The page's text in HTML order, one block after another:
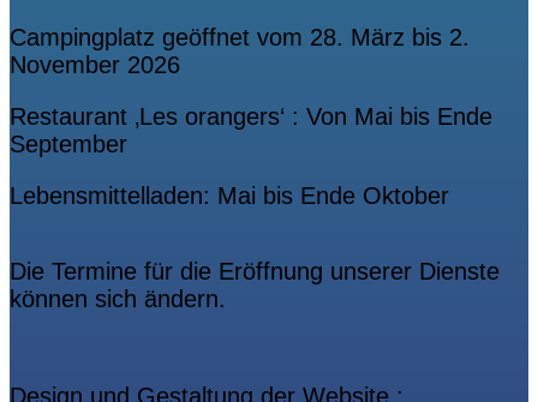
Campingplatz geöffnet vom 28. März bis 2.
November 2026
Restaurant ‚Les orangers‘ : Von Mai bis Ende
September
Lebensmittelladen: Mai bis Ende Oktober
Die Termine für die Eröffnung unserer Dienste
können sich ändern.
Design und Gestaltung der Website :